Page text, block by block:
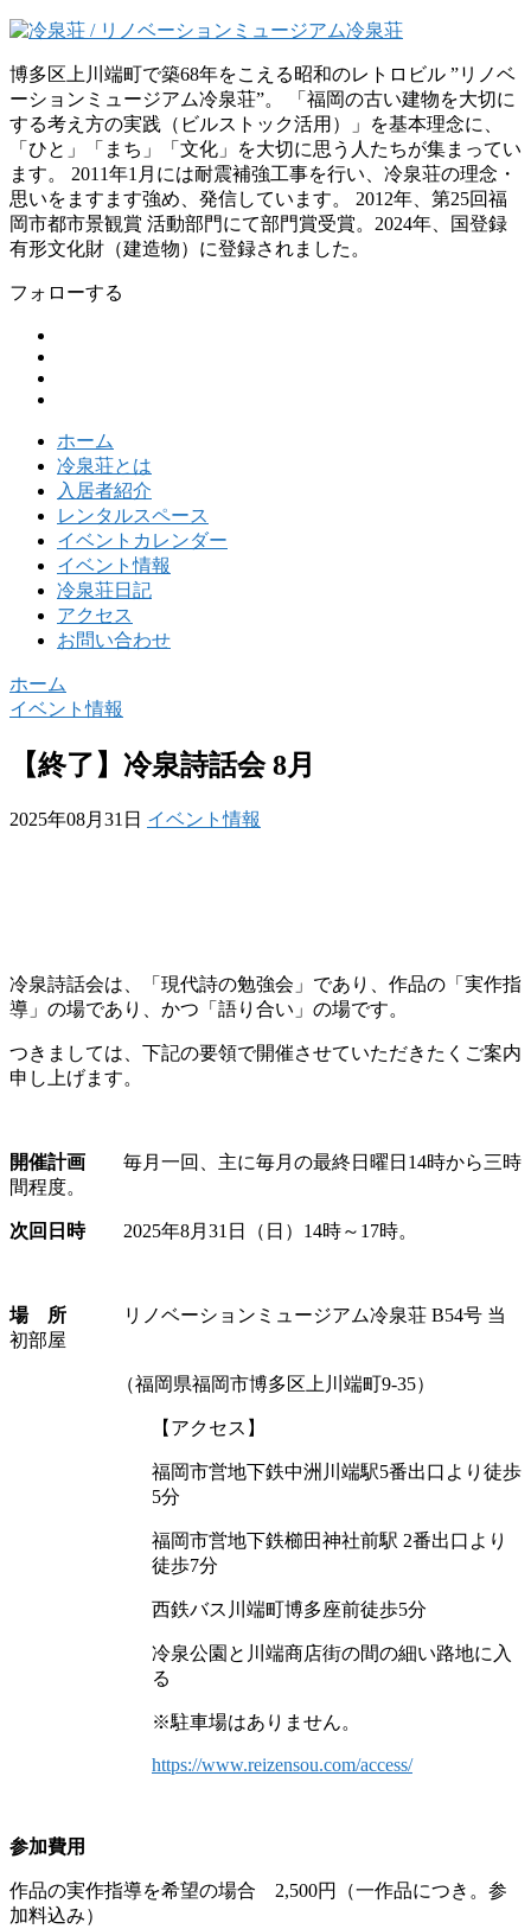
博多区上川端町で築68年をこえる昭和のレトロビル ”リノベ
ーションミュージアム冷泉荘”。 「福岡の古い建物を大切に
する考え方の実践（ビルストック活用）」を基本理念に、
「ひと」「まち」「文化」を大切に思う人たちが集まってい
ます。 2011年1月には耐震補強工事を行い、冷泉荘の理念・
思いをますます強め、発信しています。 2012年、第25回福
岡市都市景観賞 活動部門にて部門賞受賞。2024年、国登録
有形文化財（建造物）に登録されました。
フォローする
ホーム
冷泉荘とは
入居者紹介
レンタルスペース
イベントカレンダー
イベント情報
冷泉荘日記
アクセス
お問い合わせ
ホーム
イベント情報
【終了】冷泉詩話会 8月
2025年08月31日 イベント情報
冷泉詩話会は、「現代詩の勉強会」であり、作品の「実作指
導」の場であり、かつ「語り合い」の場です。
つきましては、下記の要領で開催させていただきたくご案内
申し上げます。
開催計画 毎月一回、主に毎月の最終日曜日14時から三時
間程度。
次回日時2025年8月31日（日）14時～17時。
場 所 リノベーションミュージアム冷泉荘 B54号 当
初部屋
（福岡県福岡市博多区上川端町9-35）
【アクセス】
福岡市営地下鉄中洲川端駅5番出口より徒歩
5分
福岡市営地下鉄櫛田神社前駅 2番出口より
徒歩7分
西鉄バス川端町博多座前徒歩5分
冷泉公園と川端商店街の間の細い路地に入
る
※駐車場はありません。
https://www.reizensou.com/access/
参加費用
作品の実作指導を希望の場合 2,500円（一作品につき。参
加料込み）